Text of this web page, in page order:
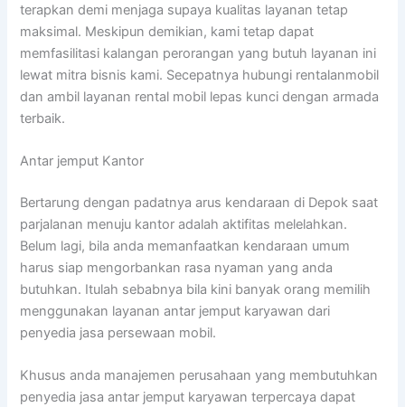
terapkan demi menjaga supaya kualitas layanan tetap
maksimal. Meskipun demikian, kami tetap dapat
memfasilitasi kalangan perorangan yang butuh layanan ini
lewat mitra bisnis kami. Secepatnya hubungi rentalanmobil
dan ambil layanan rental mobil lepas kunci dengan armada
terbaik.
Antar jemput Kantor
Bertarung dengan padatnya arus kendaraan di Depok saat
parjalanan menuju kantor adalah aktifitas melelahkan.
Belum lagi, bila anda memanfaatkan kendaraan umum
harus siap mengorbankan rasa nyaman yang anda
butuhkan. Itulah sebabnya bila kini banyak orang memilih
menggunakan layanan antar jemput karyawan dari
penyedia jasa persewaan mobil.
Khusus anda manajemen perusahaan yang membutuhkan
penyedia jasa antar jemput karyawan terpercaya dapat